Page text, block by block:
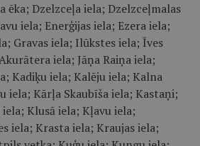
ēka; Dzelzceļa iela; Dzelzceļmalas
iela; Enerģijas iela; Ezera iela;
Gravas iela; Ilūkstes iela; Īves
iela; Jāņa Raiņa iela;
Kadiķu iela; Kalēju iela; Kalna
iela; Kārļa Skaubīša iela; Kastaņi;
Klusā iela; Kļavu iela;
iela; Krasta iela; Kraujas iela;